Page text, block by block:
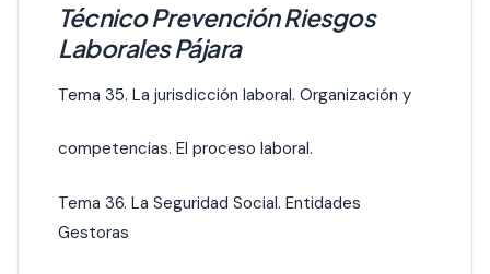
Técnico Prevención Riesgos
Laborales Pájara
Tema 35. La jurisdicción laboral. Organización y
competencias. El proceso laboral.
Tema 36. La Seguridad Social. Entidades
Gestoras